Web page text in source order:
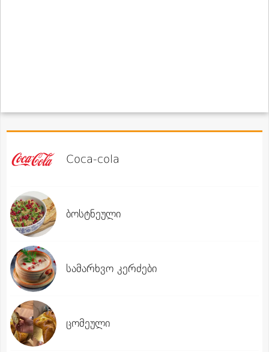
Coca-cola
ბოსტნეული
სამარხვო კერძები
ცომეული